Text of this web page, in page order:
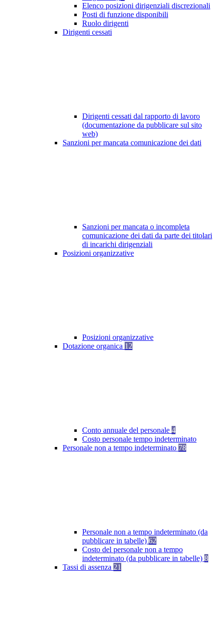
Elenco posizioni dirigenziali discrezionali
Posti di funzione disponibili
Ruolo dirigenti
Dirigenti cessati
Dirigenti cessati dal rapporto di lavoro
(documentazione da pubblicare sul sito
web)
Sanzioni per mancata comunicazione dei dati
Sanzioni per mancata o incompleta
comunicazione dei dati da parte dei titolari
di incarichi dirigenziali
Posizioni organizzative
Posizioni organizzative
Dotazione organica 12
Conto annuale del personale 4
Costo personale tempo indeterminato
Personale non a tempo indeterminato 78
Personale non a tempo indeterminato (da
pubblicare in tabelle) 62
Costo del personale non a tempo
indeterminato (da pubblicare in tabelle) 8
Tassi di assenza 21